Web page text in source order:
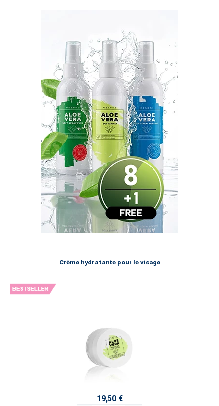
Crème hydratante pour le visage
19,50 €